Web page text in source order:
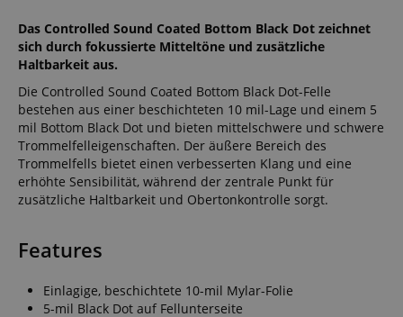
Das Controlled Sound Coated Bottom Black Dot zeichnet
sich durch fokussierte Mitteltöne und zusätzliche
Haltbarkeit aus.
Die Controlled Sound Coated Bottom Black Dot-Felle
bestehen aus einer beschichteten 10 mil-Lage und einem 5
mil Bottom Black Dot und bieten mittelschwere und schwere
Trommelfelleigenschaften. Der äußere Bereich des
Trommelfells bietet einen verbesserten Klang und eine
erhöhte Sensibilität, während der zentrale Punkt für
zusätzliche Haltbarkeit und Obertonkontrolle sorgt.
Features
Einlagige, beschichtete 10-mil Mylar-Folie
5-mil Black Dot auf Fellunterseite